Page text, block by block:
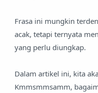
Frasa ini mungkin
acak, tetapi ternyata
yang perlu diungkap.
Dalam artikel ini, kita
Kmmsmmsamm,